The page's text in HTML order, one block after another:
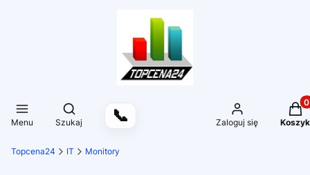
Menu
Otwórz wyszukiwarkę
Szukaj 📞 Zaloguj się Koszyk
Topcena24 IT Monitory